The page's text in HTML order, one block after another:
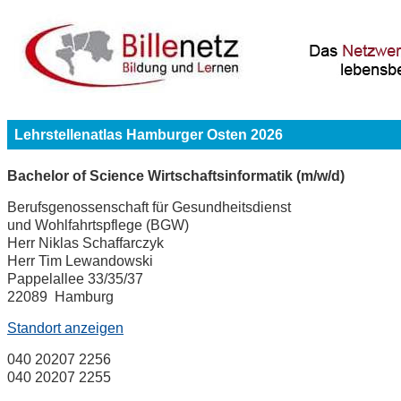
Lehrstellenatlas Hamburger Osten 2026
Bachelor of Science Wirtschaftsinformatik (m/w/d)
Berufsgenossenschaft für Gesundheitsdienst
und Wohlfahrtspflege (BGW)
Herr Niklas Schaffarczyk
Herr Tim Lewandowski
Pappelallee 33/35/37
22089 Hamburg
Standort anzeigen
040 20207 2256
040 20207 2255